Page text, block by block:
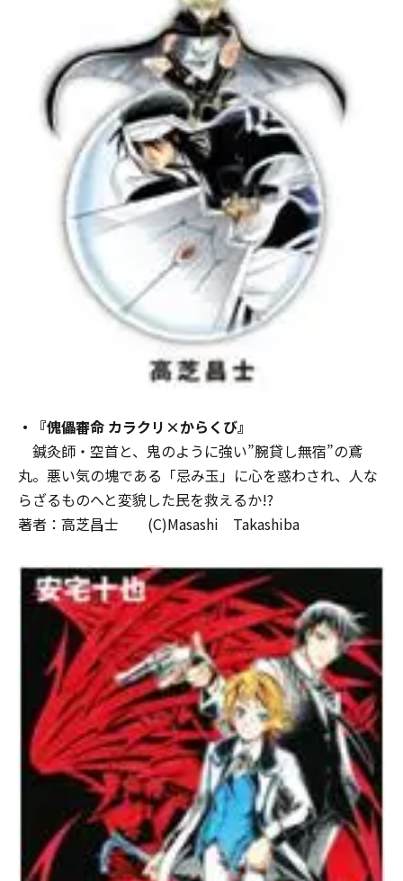
・『傀儡審命 カラクリ×からくび』
鍼灸師・空首と、鬼のように強い”腕貸し無宿”の鳶
丸。悪い気の塊である「忌み玉」に心を惑わされ、人な
らざるものへと変貌した民を救えるか!?
著者：高芝昌士 (C)Masashi Takashiba